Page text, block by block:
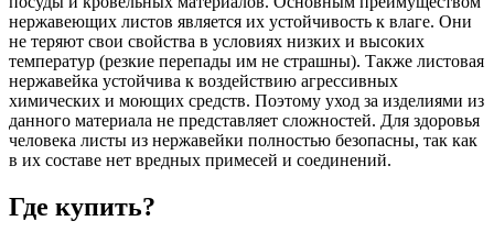
нержавеющих листов является их устойчивость к влаге. Они
не теряют свои свойства в условиях низких и высоких
температур (резкие перепады им не страшны). Также листовая
нержавейка устойчива к воздействию агрессивных
химических и моющих средств. Поэтому уход за изделиями из
данного материала не представляет сложностей. Для здоровья
человека листы из нержавейки полностью безопасны, так как
в их составе нет вредных примесей и соединений.
Где купить?